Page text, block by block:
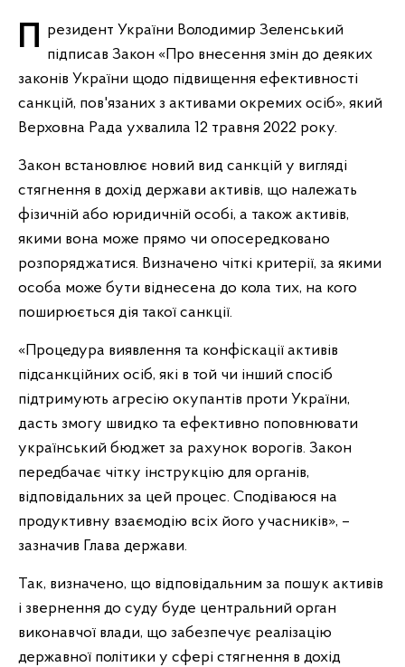
Президент України Володимир Зеленський підписав Закон «Про внесення змін до деяких
законів України щодо підвищення ефективності
санкцій, пов'язаних з активами окремих осіб», який
Верховна Рада ухвалила 12 травня 2022 року.
Закон встановлює новий вид санкцій у вигляді
стягнення в дохід держави активів, що належать
фізичній або юридичній особі, а також активів,
якими вона може прямо чи опосередковано
розпоряджатися. Визначено чіткі критерії, за якими
особа може бути віднесена до кола тих, на кого
поширюється дія такої санкції.
«Процедура виявлення та конфіскації активів
підсанкційних осіб, які в той чи інший спосіб
підтримують агресію окупантів проти України,
дасть змогу швидко та ефективно поповнювати
український бюджет за рахунок ворогів. Закон
передбачає чітку інструкцію для органів,
відповідальних за цей процес. Сподіваюся на
продуктивну взаємодію всіх його учасників», –
зазначив Глава держави.
Так, визначено, що відповідальним за пошук активів
і звернення до суду буде центральний орган
виконавчої влади, що забезпечує реалізацію
державної політики у сфері стягнення в дохід